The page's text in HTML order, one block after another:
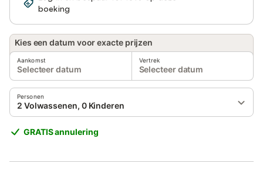
boeking
Kies een datum voor exacte prijzen
Aankomst
Selecteer datum
Vertrek
Selecteer datum
Personen
2 Volwassenen, 0 Kinderen
GRATIS annulering